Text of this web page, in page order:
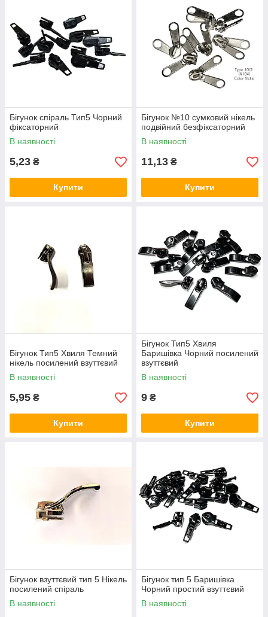
здійснюється залежно від типу використовуваної змійки. Для
тракторної, спіральної блискавки представлені елементи з
зачепами різного дизайну. Галантерейна, брючна фурнітура
володіє високими експлуатаційними і естетичними якостями.
Готова продукція порадує клієнтів відмінним зовнішнім
виглядом і тривалим терміном експлуатації!
Бігунок спіраль Тип5 Чорний
фіксаторний
В наявності
5,23 ₴
Купити
Бігунок №10 сумковий нікель
подвійний безфіксаторний
В наявності
11,13 ₴
Купити
Бігунок Тип5 Хвиля Темний
нікель посилений взуттєвий
В наявності
5,95 ₴
Купити
Бігунок Тип5 Хвиля
Баришівка Чорний посилений
взуттєвий
В наявності
9 ₴
Купити
Бігунок взуттєвий тип 5 Нікель
посилений спіраль
В наявності
Бігунок тип 5 Баришівка
Чорний простий взуттєвий
В наявності